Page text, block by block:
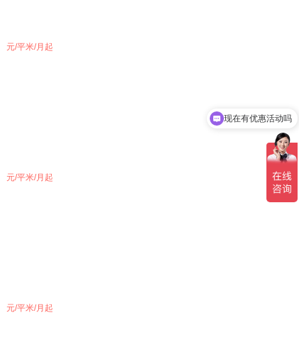
元/平米/月起
元/平米/月起
元/平米/月起
可以介绍下你们的产品么